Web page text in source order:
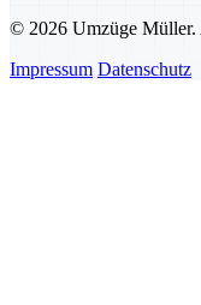
© 2026 Umzüge Müller.
Impressum Datenschutz